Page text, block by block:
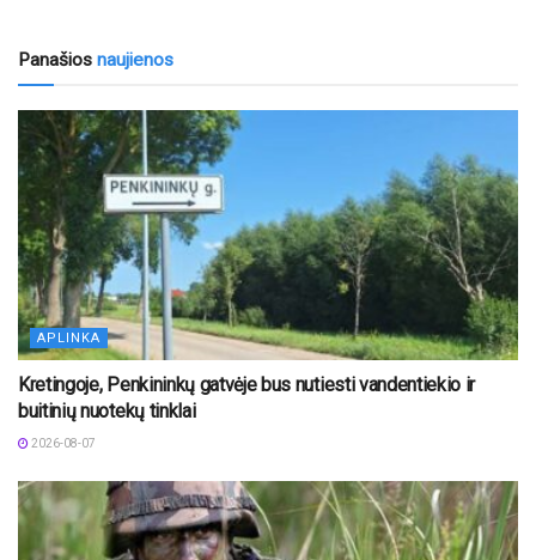
Panašios naujienos
APLINKA
Kretingoje, Penkininkų gatvėje bus nutiesti vandentiekio ir
buitinių nuotekų tinklai
2026-08-07